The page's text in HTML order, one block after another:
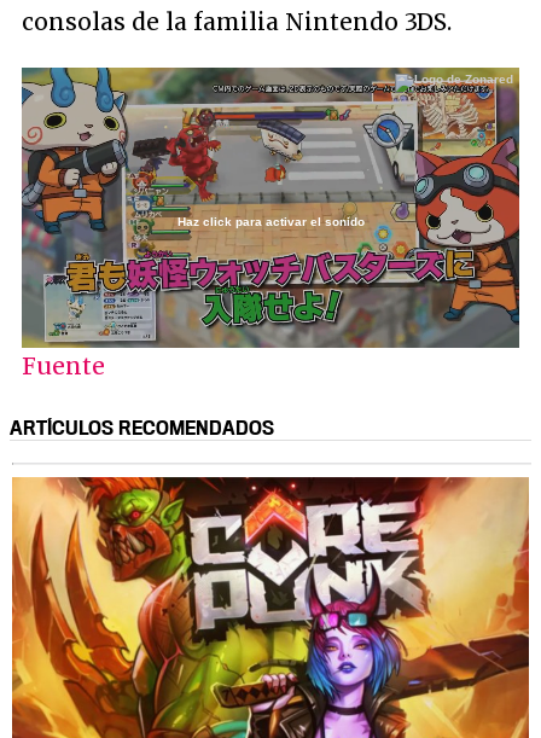
consolas de la familia Nintendo 3DS.
Unmute /
Loaded:
100.00%
Haz click para activar el sonido
Fuente
ARTÍCULOS RECOMENDADOS